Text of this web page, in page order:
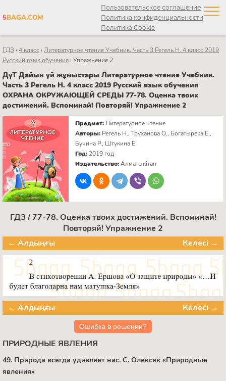
5BAGA.COM
Пользовательское соглашение
Политика конфиденциальности
Политика Cookie
ГДЗ ›4 класс ›Литературное чтение Учебник. Часть 3 Регель Н. 4 класс 2019
Русский язык обучения›Упражнение 2
ДүТ Дайын үй жұмыстары Литературное чтение Учебник.
Часть 3 Регель Н. 4 класс 2019 Русский язык обучения
ОХРАНА ОКРУЖАЮЩЕЙ СРЕДЫ 77-78. Оценка твоих
достижений. Вспоминай! Повторяй! Упражнение 2
Предмет:Литературное чтение
Авторы: Регель Н., Труханова О., Богатырева Е.,
Бучина Р., Штукина Е.
Год: 2019 год
Издательство:Алматыкітап
ГДЗ / 77-78. Оценка твоих достижений. Вспоминай!
Повторяй! Упражнение 2
← Алдыңғы
Келесі →
← Алдыңғы Келесі →
Ошибка в решении?
ПРИРОДНЫЕ ЯВЛЕНИЯ
49. Природа всегда удивляет нас. С. Олексяк «Природные
явления»